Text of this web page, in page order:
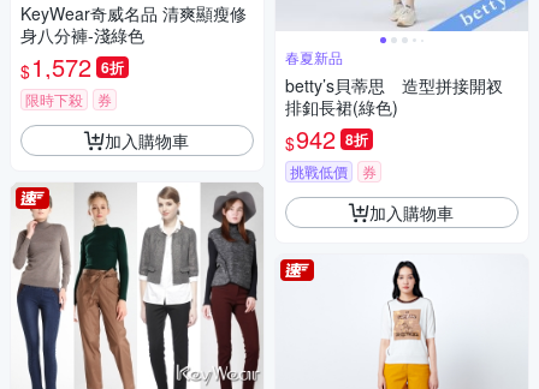
KeyWear奇威名品 清爽顯瘦修
身八分褲-淺綠色
$1,572 6折
限時下殺 券
加入購物車
春夏新品
betty’s貝蒂思 造型拼接開衩
排釦長裙(綠色)
$942 8折
挑戰低價 券
加入購物車